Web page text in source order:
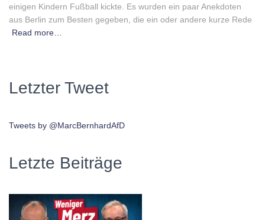
einigen Kindern Fußball kickte. Es wurden ein paar Anekdoten
aus Berlin zum Besten gegeben, die ein oder andere kurze Rede
Read more…
Letzter Tweet
Tweets by @MarcBernhardAfD
Letzte Beiträge